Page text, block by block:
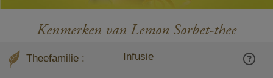
Kenmerken van Lemon Sorbet-thee
Theefamilie : Infusie